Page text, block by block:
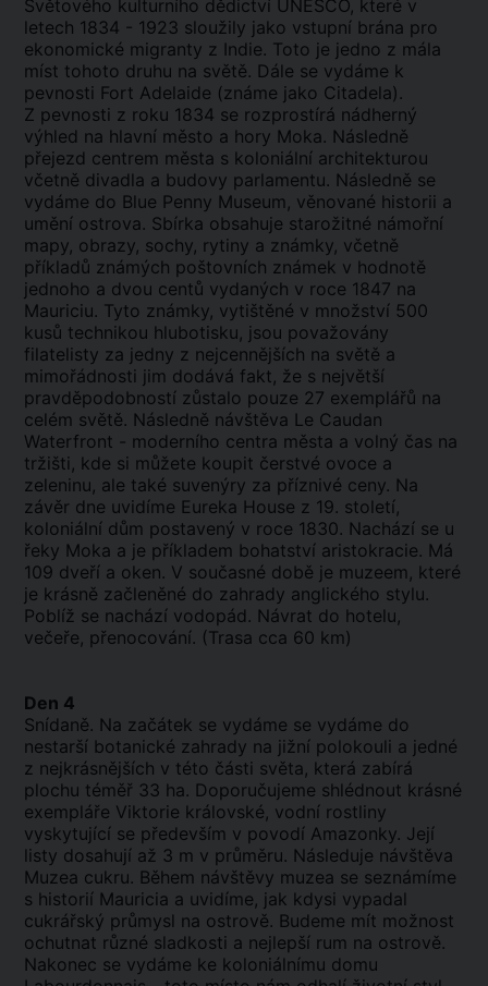
Světového kulturního dědictví UNESCO, které v
letech 1834 - 1923 sloužily jako vstupní brána pro
ekonomické migranty z Indie. Toto je jedno z mála
míst tohoto druhu na světě. Dále se vydáme k
pevnosti Fort Adelaide (známe jako Citadela).
Z pevnosti z roku 1834 se rozprostírá nádherný
výhled na hlavní město a hory Moka. Následně
přejezd centrem města s koloniální architekturou
včetně divadla a budovy parlamentu. Následně se
vydáme do Blue Penny Museum, věnované historii a
umění ostrova. Sbírka obsahuje starožitné námořní
mapy, obrazy, sochy, rytiny a známky, včetně
příkladů známých poštovních známek v hodnotě
jednoho a dvou centů vydaných v roce 1847 na
Mauriciu. Tyto známky, vytištěné v množství 500
kusů technikou hlubotisku, jsou považovány
filatelisty za jedny z nejcennějších na světě a
mimořádnosti jim dodává fakt, že s největší
pravděpodobností zůstalo pouze 27 exemplářů na
celém světě. Následně návštěva Le Caudan
Waterfront - moderního centra města a volný čas na
tržišti, kde si můžete koupit čerstvé ovoce a
zeleninu, ale také suvenýry za příznivé ceny. Na
závěr dne uvidíme Eureka House z 19. století,
koloniální dům postavený v roce 1830. Nachází se u
řeky Moka a je příkladem bohatství aristokracie. Má
109 dveří a oken. V současné době je muzeem, které
je krásně začleněné do zahrady anglického stylu.
Poblíž se nachází vodopád. Návrat do hotelu,
večeře, přenocování. (Trasa cca 60 km)
Den 4
Snídaně. Na začátek se vydáme se vydáme do
nestarší botanické zahrady na jižní polokouli a jedné
z nejkrásnějších v této části světa, která zabírá
plochu téměř 33 ha. Doporučujeme shlédnout krásné
exempláře Viktorie královské, vodní rostliny
vyskytující se především v povodí Amazonky. Její
listy dosahují až 3 m v průměru. Následuje návštěva
Muzea cukru. Během návštěvy muzea se seznámíme
s historií Mauricia a uvidíme, jak kdysi vypadal
cukrářský průmysl na ostrově. Budeme mít možnost
ochutnat různé sladkosti a nejlepší rum na ostrově.
Nakonec se vydáme ke koloniálnímu domu